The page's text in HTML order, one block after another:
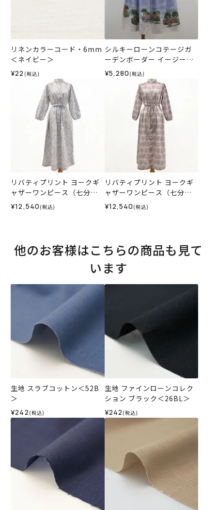
リネンカラーコード・6mm
＜ネイビー＞
¥22 (税込)
シルキーローンコテージガ
ーデンボーダー イージース
カート（80㎝）＜Mサイズ
＞35B
¥5,280 (税込)
リバティプリント ヨークギ
ャザーワンピース（七分
袖）＜Lサイズ＞35M
¥12,540 (税込)
リバティプリント ヨークギ
ャザーワンピース（七分
袖）＜Lサイズ＞35K
¥12,540 (税込)
他のお客様はこちらの商品も見て
います
生地 スラブコットン＜52B
＞
¥242 (税込)
生地 ファインローンコレク
ション ブラック＜26BL＞
¥242 (税込)